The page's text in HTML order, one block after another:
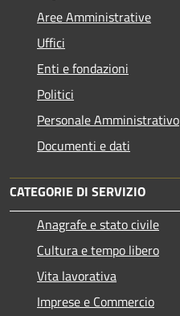
Aree Amministrative
Uffici
Enti e fondazioni
Politici
Personale Amministrativo
Documenti e dati
CATEGORIE DI SERVIZIO
Anagrafe e stato civile
Cultura e tempo libero
Vita lavorativa
Imprese e Commercio